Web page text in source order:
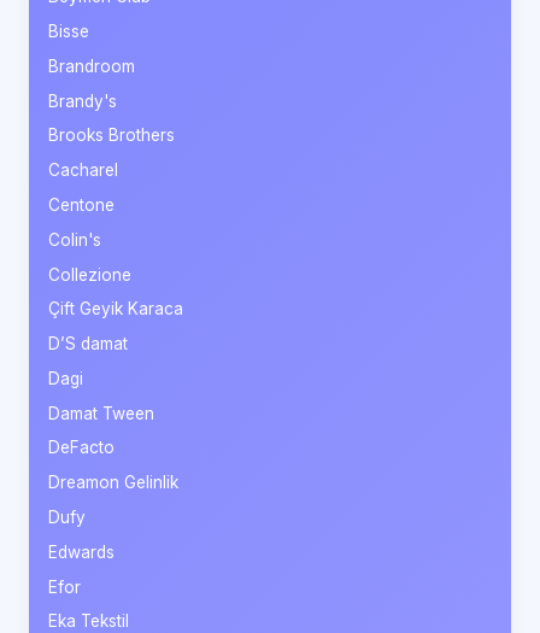
Bisse
Brandroom
Brandy's
Brooks Brothers
Cacharel
Centone
Colin's
Collezione
Çift Geyik Karaca
D’S damat
Dagi
Damat Tween
DeFacto
Dreamon Gelinlik
Dufy
Edwards
Efor
Eka Tekstil